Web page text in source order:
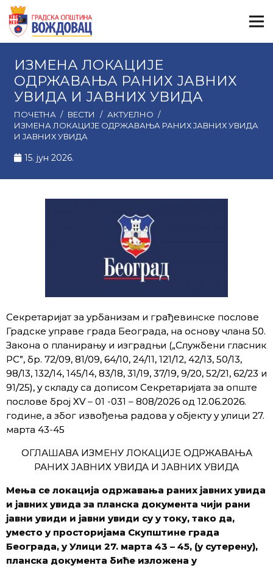
ИЗМЕНА ЛОКАЦИЈЕ
ОДРЖАВАЊА РАНИХ ЈАВНИХ
УВИДА И ЈАВНИХ УВИДА
ПОЧЕТНА / ВЕСТИ / АКТУЕЛНО /
ИЗМЕНА ЛОКАЦИЈЕ ОДРЖАВАЊА РАНИХ ЈАВНИХ УВИДА
И ЈАВНИХ УВИДА
15. јун 2026.
Секретаријат за урбанизам и грађевинске послове
Градске управе града Београда, на основу члана 50.
Закона о планирању и изградњи („Службени гласник
РС”, бр. 72/09, 81/09, 64/10, 24/11, 121/12, 42/13, 50/13,
98/13, 132/14, 145/14, 83/18, 31/19, 37/19, 9/20, 52/21, 62/23 и
91/25), у складу са дописом Секретаријата за опште
послове број XV – 01 -031 – 808/2026 од 12.06.2026.
године, а због извођења радова у објекту у улици 27.
марта 43-45
ОГЛАШАВА ИЗМЕНУ ЛОКАЦИЈЕ ОДРЖАВАЊА
РАНИХ ЈАВНИХ УВИДА И ЈАВНИХ УВИДА
Мења се локација одржавања раних јавних увида
и јавних увида за планска документа чији рани
јавни увиди и јавни увиди су у току, тако да,
уместо у просторијама Скупштине града
Београда, у Улици 27. марта 43 – 45, (у сутерену),
планска документа биће изложена у